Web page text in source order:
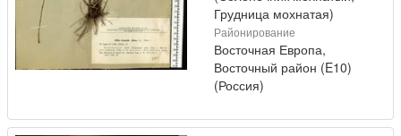
Грудница мохнатая)
Районирование
Восточная Европа,
Восточный район (E10)
(Россия)